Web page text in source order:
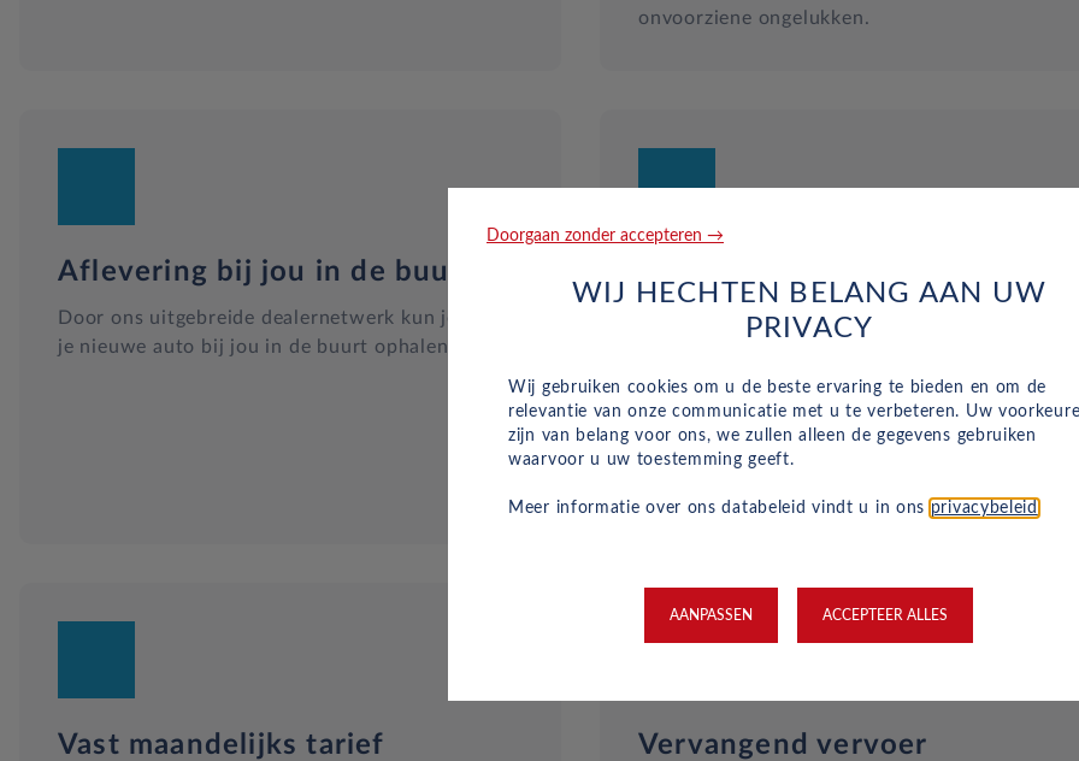
onvoorziene ongelukken.
Aflevering bij jou in de buurt
Door ons uitgebreide dealernetwerk kun je altijd
je nieuwe auto bij jou in de buurt ophalen.
Naast het reguliere onderhoud, zijn kleine
inbegrepen in je maandelijkse kosten en wordt
dit geregeld met een garage bij jou in de buurt.
Hulp bij pech en technische problemen met je
auto zijn gewoon inbegrepen in je maandelijkse
Vast maandelijks tarief Vervangend vervoer
Doorgaan zonder accepteren →
WIJ HECHTEN BELANG AAN UW
PRIVACY
Wij gebruiken cookies om u de beste ervaring te bieden en om de
relevantie van onze communicatie met u te verbeteren. Uw
zijn van belang voor ons, we zullen alleen de gegevens gebruiken
waarvoor u uw toestemming geeft.
Meer informatie over ons databeleid vindt u in ons privacybeleid
AANPASSEN ACCEPTEER ALLES